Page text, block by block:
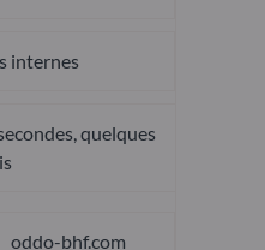
internes
quelques
oddo-bhf.com